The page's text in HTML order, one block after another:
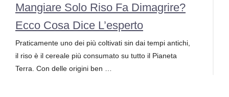
Mangiare Solo Riso Fa Dimagrire?
Ecco Cosa Dice L’esperto
Praticamente uno dei più coltivati sin dai tempi antichi,
il riso è il cereale più consumato su tutto il Pianeta
Terra. Con delle origini ben …